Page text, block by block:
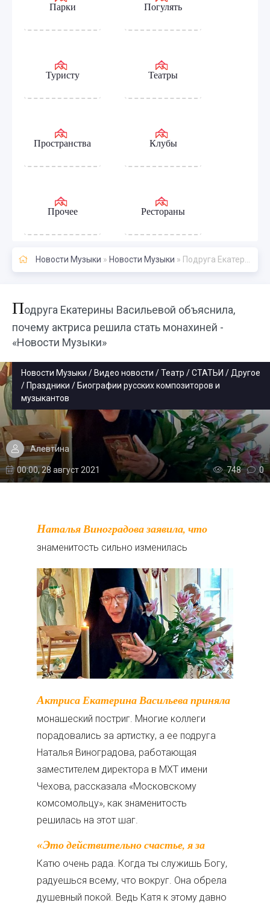
Парки Погулять
Туристу Театры
Пространства Клубы
Прочее Рестораны
Новости Музыки » Новости Музыки » Подруга Екатерины Васильевой объяснила, почему актриса решила стать монахиней - «Новости Музыки»
Подруга Екатерины Васильевой объяснила,
почему актриса решила стать монахиней -
«Новости Музыки»
Новости Музыки / Видео новости / Театр / СТАТЬИ / Другое
/ Праздники / Биографии русских композиторов и
музыкантов
Алевтина
00:00, 28 август 2021 748 0
Наталья Виноградова заявила, что
знаменитость сильно изменилась
Актриса Екатерина Васильева приняла
монашеский постриг. Многие коллеги
порадовались за артистку, а ее подруга
Наталья Виноградова, работающая
заместителем директора в МХТ имени
Чехова, рассказала «Московскому
комсомольцу», как знаменитость
решилась на этот шаг.
«Это действительно счастье, я за
Катю очень рада. Когда ты служишь Богу,
радуешься всему, что вокруг. Она обрела
душевный покой. Ведь Катя к этому давно